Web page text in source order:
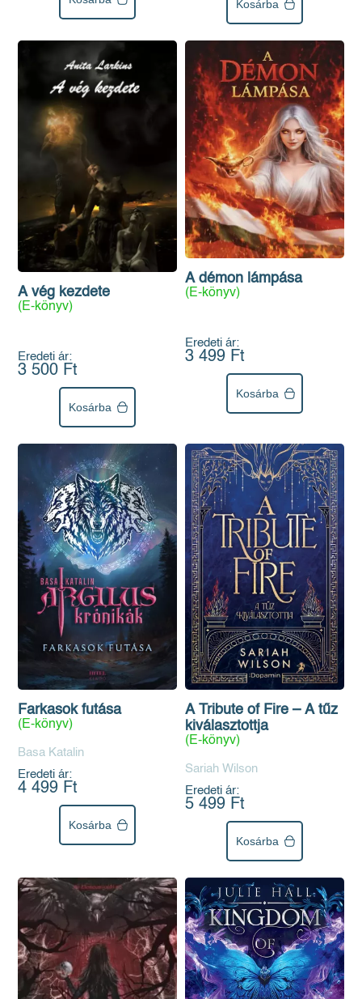
Kosárba
A vég kezdete
(E-könyv)
Eredeti ár:
3 500 Ft
Kosárba
A démon lámpása
(E-könyv)
Eredeti ár:
3 499 Ft
Kosárba
Farkasok futása
(E-könyv)
Basa Katalin
Eredeti ár:
4 499 Ft
Kosárba
A Tribute of Fire – A tűz
kiválasztottja
(E-könyv)
Sariah Wilson
Eredeti ár:
5 499 Ft
Kosárba